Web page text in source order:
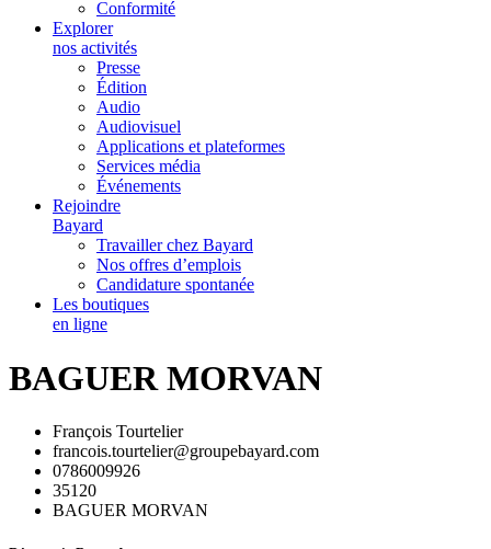
Conformité
Explorer
nos activités
Presse
Édition
Audio
Audiovisuel
Applications et plateformes
Services média
Événements
Rejoindre
Bayard
Travailler chez Bayard
Nos offres d’emplois
Candidature spontanée
Les boutiques
en ligne
BAGUER MORVAN
François Tourtelier
francois.tourtelier@groupebayard.com
0786009926
35120
BAGUER MORVAN